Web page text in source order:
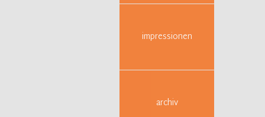
impressionen
archiv